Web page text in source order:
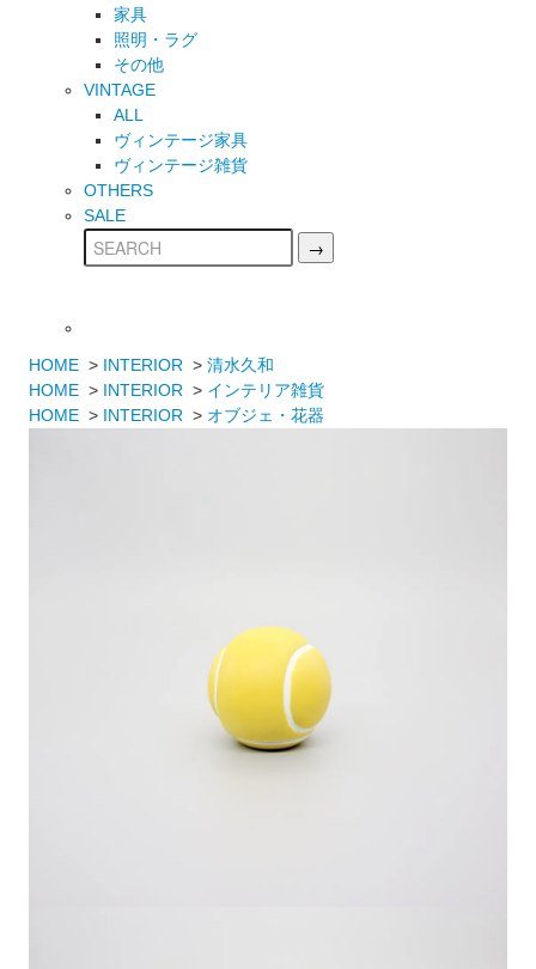
家具
照明・ラグ
その他
VINTAGE
ALL
ヴィンテージ家具
ヴィンテージ雑貨
OTHERS
SALE
HOME > INTERIOR >清水久和
HOME > INTERIOR > インテリア雑貨
HOME > INTERIOR > オブジェ・花器